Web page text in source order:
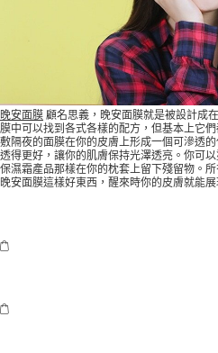
晚安面膜 顧名思義，晚安面膜就是被設計成
膜中可以找到各式各樣的配方，但基本上它
敷隔夜的面膜在你的皮膚上形成一個可滲透
透得更好，讓你的肌膚保持光澤透亮。你可
保濕霜產品那樣在你的枕套上留下殘留物。
晚安面膜這樣好東西，醒來時你的皮膚就能展